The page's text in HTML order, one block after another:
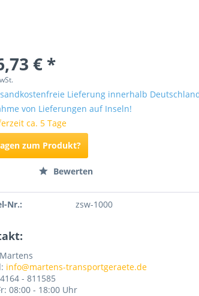
€ *
Lieferung innerhalb
von Lieferungen auf Inseln!
ca. 5 Tage
zum Produkt?
Bewerten
Nr.: zsw-1000
info@martens-transportgeraete.de
- 811585
08:00 - 18:00 Uhr